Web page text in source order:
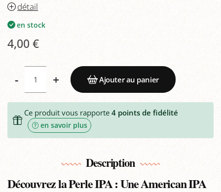
détail
en stock
4,00 €
- + Ajouter au panier
Ce produit vous rapporte 4points de fidélité
en savoir plus
Description
Découvrez la Perle IPA : Une American IPA